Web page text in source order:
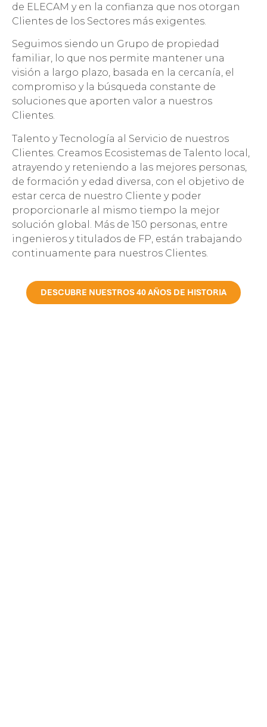
de ELECAM y en la confianza que nos otorgan
Clientes de los Sectores más exigentes.
Seguimos siendo un Grupo de propiedad
familiar, lo que nos permite mantener una
visión a largo plazo, basada en la cercanía, el
compromiso y la búsqueda constante de
soluciones que aporten valor a nuestros
Clientes.
Talento y Tecnología al Servicio de nuestros
Clientes. Creamos Ecosistemas de Talento local,
atrayendo y reteniendo a las mejores personas,
de formación y edad diversa, con el objetivo de
estar cerca de nuestro Cliente y poder
proporcionarle al mismo tiempo la mejor
solución global. Más de 150 personas, entre
ingenieros y titulados de FP, están trabajando
continuamente para nuestros Clientes.
DESCUBRE NUESTROS 40 AÑOS DE HISTORIA